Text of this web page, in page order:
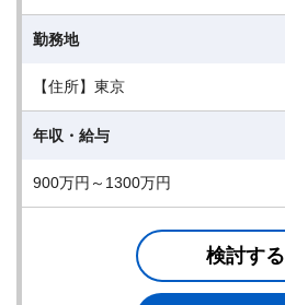
勤務地
【住所】東京
年収・給与
900万円～1300万円
検討する